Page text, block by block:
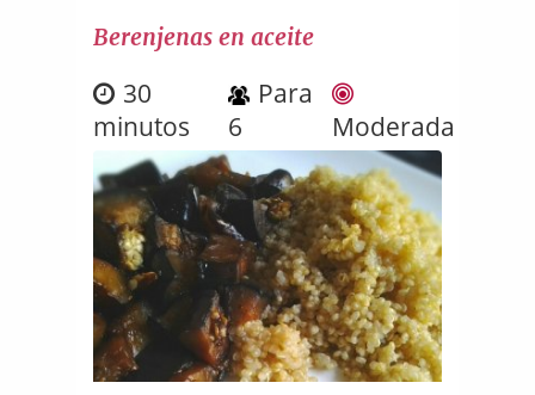
Berenjenas en aceite
30
minutos
Para
6
Moderada